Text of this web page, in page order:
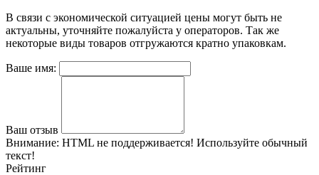
В связи с экономической ситуацией цены могут быть не
актуальны, уточняйте пожалуйста у операторов. Так же
некоторые виды товаров отгружаются кратно упаковкам.
Ваше имя:
Ваш отзыв
Внимание: HTML не поддерживается! Используйте обычный
текст!
Рейтинг